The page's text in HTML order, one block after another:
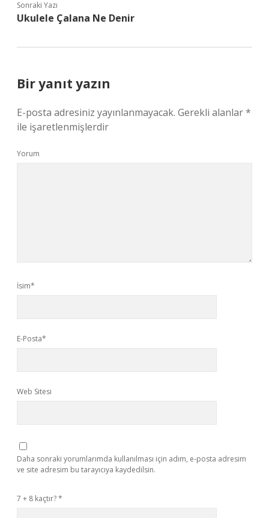
Sonraki Yazı
Ukulele Çalana Ne Denir
Bir yanıt yazın
E-posta adresiniz yayınlanmayacak. Gerekli alanlar*
ile işaretlenmişlerdir
Yorum
İsim*
E-Posta*
Web Sitesi
Daha sonraki yorumlarımda kullanılması için adım, e-posta adresim
ve site adresim bu tarayıcıya kaydedilsin.
7 + 8 kaçtır?*